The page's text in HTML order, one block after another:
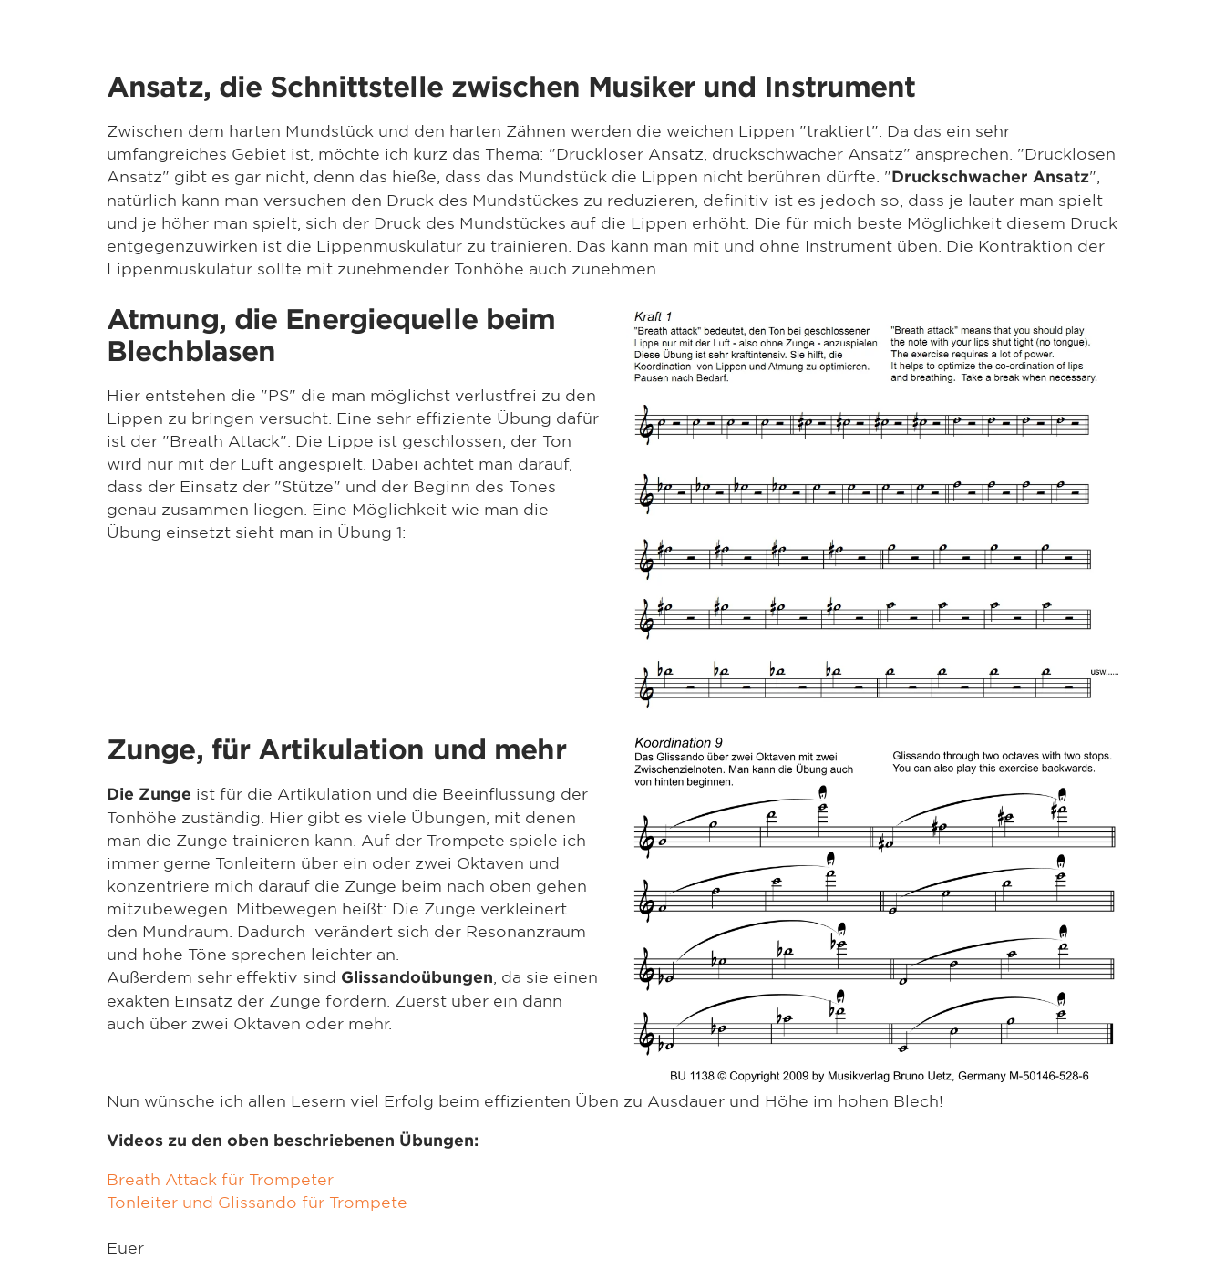
Ansatz, die Schnittstelle zwischen Musiker und Instrument
Zwischen dem harten Mundstück und den harten Zähnen werden die weichen Lippen "traktiert". Da das ein sehr
umfangreiches Gebiet ist, möchte ich kurz das Thema: "Druckloser Ansatz, druckschwacher Ansatz" ansprechen. "Drucklosen
Ansatz" gibt es gar nicht, denn das hieße, dass das Mundstück die Lippen nicht berühren dürfte. "Druckschwacher Ansatz",
natürlich kann man versuchen den Druck des Mundstückes zu reduzieren, definitiv ist es jedoch so, dass je lauter man spielt
und je höher man spielt, sich der Druck des Mundstückes auf die Lippen erhöht. Die für mich beste Möglichkeit diesem Druck
entgegenzuwirken ist die Lippenmuskulatur zu trainieren. Das kann man mit und ohne Instrument üben. Die Kontraktion der
Lippenmuskulatur sollte mit zunehmender Tonhöhe auch zunehmen.
Atmung, die Energiequelle beim
Blechblasen
Hier entstehen die "PS" die man möglichst verlustfrei zu den
Lippen zu bringen versucht. Eine sehr effiziente Übung dafür
ist der "Breath Attack". Die Lippe ist geschlossen, der Ton
wird nur mit der Luft angespielt. Dabei achtet man darauf,
dass der Einsatz der "Stütze" und der Beginn des Tones
genau zusammen liegen. Eine Möglichkeit wie man die
Übung einsetzt sieht man in Übung 1:
Zunge, für Artikulation und mehr
Die Zunge ist für die Artikulation und die Beeinflussung der
Tonhöhe zuständig. Hier gibt es viele Übungen, mit denen
man die Zunge trainieren kann. Auf der Trompete spiele ich
immer gerne Tonleitern über ein oder zwei Oktaven und
konzentriere mich darauf die Zunge beim nach oben gehen
mitzubewegen. Mitbewegen heißt: Die Zunge verkleinert
den Mundraum. Dadurch verändert sich der Resonanzraum
und hohe Töne sprechen leichter an.
Außerdem sehr effektiv sind Glissandoübungen , da sie einen
exakten Einsatz der Zunge fordern. Zuerst über ein dann
auch über zwei Oktaven oder mehr.
Nun wünsche ich allen Lesern viel Erfolg beim effizienten Üben zu Ausdauer und Höhe im hohen Blech!
Videos zu den oben beschriebenen Übungen:
Breath Attack für Trompeter
Tonleiter und Glissando für Trompete
Euer